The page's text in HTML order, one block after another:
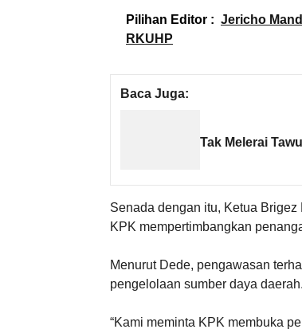
Pilihan Editor : Jericho
RKUHP
Baca Juga:
Tak Melerai
Senada dengan itu, Ketua
KPK mempertimbangkan
Menurut Dede, pengawasan
pengelolaan sumber daya daerah.
“Kami meminta KPK membuka